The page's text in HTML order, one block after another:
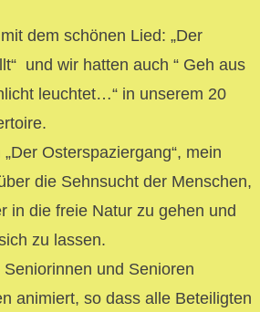
dem schönen Lied: „Der
und wir hatten auch “ Geh aus
leuchtet…“ in unserem 20
Osterspaziergang“, mein
die Sehnsucht der Menschen,
in die freie Natur zu gehen und
zu lassen.
und Senioren
animiert, so dass alle Beteiligten